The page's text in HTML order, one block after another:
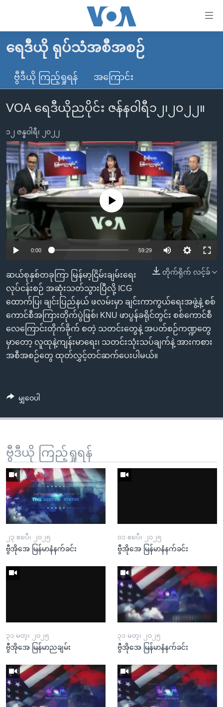
လွယ်ကူ
သည့်
များ
ပင်မ
အကြောင်းအရာ
သို့
ကျော်
ကြည့်
ရန်
ပင်မ
အ
ညွန်း
စာမျက်နှာ
ကျော်
ကြည့်
ရန်
ရှာဖွေ
ရန်
နေရာ
သို့
မူလစာမျက်နှာ
မြန်မာ
ကမ္ဘာ့သတင်းများ
နိုင်ငံတကာ
တရုတ်
အစ္စရေး-ပါလက်စတိုင်း
ဗွီဒီယို
ရပ်ဝန်းတခု လမ်းတခု အလွန်
အင်္ဂလိပ်စာလေ့လာမယ်
အမေရိကန်သုံးအီဒီယံ
မကြေးမုံရဲ့ အင်္ဂလိပ်စာ
ရုပ်ရှင်ထဲက အင်္ဂလိပ်စာ
သုတပဒေသာ အင်္ဂလိပ်စာ
အပတ်စဉ်ကဏ္ဍများ
ရေဒီယို
တီဗွီ
ရေဒီယိုနှင့်ရုပ်သံ အချက်အလက်များ
ရေဒီယို/တီဗွီအစီအစဉ်
Learning English
ဘာသာစကားများ
ရေဒီယို ရုပ်သံအစီအစဉ်
ဗွီဒီယို ကြည့်ရှုရန် အကြောင်း
VOA ရေဒီယိုညပိုင်း ဇန်နဝါရီ၁၂၊၂၀၂၂။
၁၂ ဇန္နဝါရီ၊ ၂၀၂၂
No media source currently available
0:00 59:29
တိုက်ရိုက် လင့်ခ်
ဆယ်စုနှစ်တခုကြာ မြန်မာ့ငြိမ်းချမ်းရေး
လုပ်ငန်းစဉ် အဆုံးသတ်သွားပြီလို့ ICG
ထောက်ပြ၊ ချင်းပြည်နယ် ဖလမ်းမှာ ချင်းကာကွယ်ရေးအဖွဲ့နဲ့ စစ်
ကောင်စီအကြားတိုက်ပွဲဖြစ်၊ KNU ဖာပွန်ခရိုင်တွင်း စစ်ကောင်စီ
လေကြောင်းတိုက်ခိုက် စတဲ့ သတင်းတွေနဲ့ အပတ်စဉ်ကဏ္ဍတွေ
မှာတော့ လူထုနဲ့ကျန်းမာရေး၊ သတင်းသုံးသပ်ချက်နဲ့ အားကစား
အစီအစဉ်တွေ ထုတ်လွှင့်တင်ဆက်ပေးပါမယ်။
မျှဝေပါ
ဗွီဒီယို ကြည့်ရှုရန်
၂၃ ဧၿပီ၊ ၂၀၂၅
ဗွီအိုအေ မြန်မာနံနက်ခင်း
၀၁ ဧၿပီ၊ ၂၀၂၅
ဗွီအိုအေ မြန်မာနံနက်ခင်း
၃၁ မတ္၊ ၂၀၂၅
ဗွီအိုအေ မြန်မာညချမ်း
၃၁ မတ္၊ ၂၀၂၅
ဗွီအိုအေ မြန်မာနံနက်ခင်း